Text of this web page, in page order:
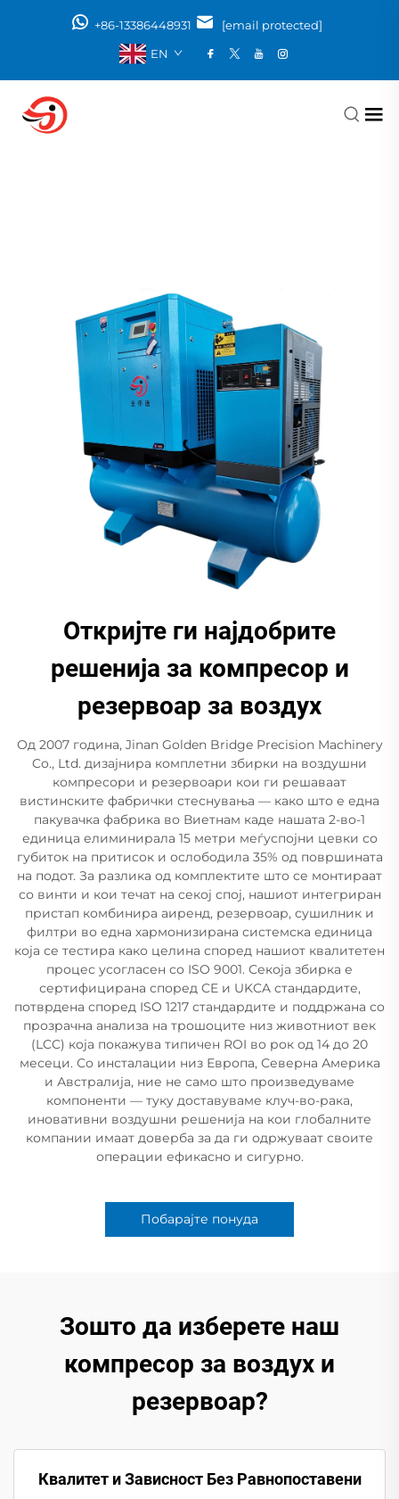
+86-13386448931
[email protected]
EN
Откријте ги најдобрите
решенија за компресор и
резервоар за воздух
Од 2007 година, Jinan Golden Bridge Precision Machinery
Co., Ltd. дизајнира комплетни збирки на воздушни
компресори и резервоари кои ги решаваат
вистинските фабрички стеснувања — како што е една
пакувачка фабрика во Виетнам каде нашата 2-во-1
единица елиминирала 15 метри меѓуспојни цевки со
губиток на притисок и ослободила 35% од површината
на подот. За разлика од комплектите што се монтираат
со винти и кои течат на секој спој, нашиот интегриран
пристап комбинира аиренд, резервоар, сушилник и
филтри во една хармонизирана системска единица
која се тестира како целина според нашиот квалитетен
процес усогласен со ISO 9001. Секоја збирка е
сертифицирана според CE и UKCA стандардите,
потврдена според ISO 1217 стандардите и поддржана со
прозрачна анализа на трошоците низ животниот век
(LCC) која покажува типичен ROI во рок од 14 до 20
месеци. Со инсталации низ Европа, Северна Америка
и Австралија, ние не само што произведуваме
компоненти — туку доставуваме клуч-во-рака,
иновативни воздушни решенија на кои глобалните
компании имаат доверба за да ги одржуваат своите
операции ефикасно и сигурно.
Побарајте понуда
Зошто да изберете наш
компресор за воздух и
резервоар?
Квалитет и Зависност Без Равнопоставени